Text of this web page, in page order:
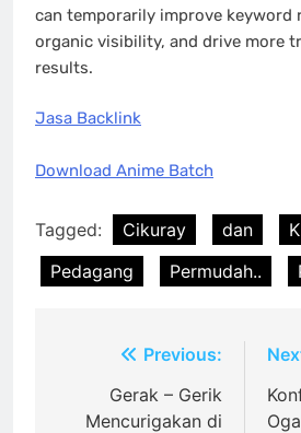
can temporarily improve keyword
organic visibility, and drive more
results.
Jasa Backlink
Download Anime Batch
Tagged: Cikuray dan
Pedagang
Permudah..
navigation
Previous:
Gerak – Gerik
Mencurigakan di